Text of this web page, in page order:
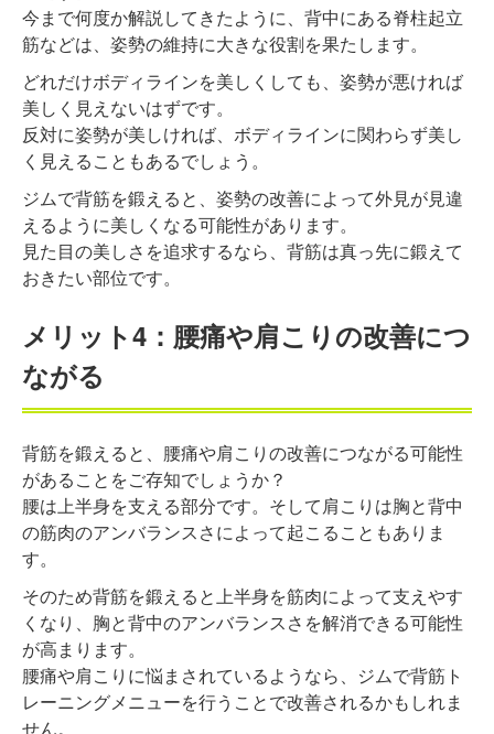
今まで何度か解説してきたように、背中にある脊柱起立
筋などは、姿勢の維持に大きな役割を果たします。
どれだけボディラインを美しくしても、姿勢が悪ければ
美しく見えないはずです。
反対に姿勢が美しければ、ボディラインに関わらず美し
く見えることもあるでしょう。
ジムで背筋を鍛えると、姿勢の改善によって外見が見違
えるように美しくなる可能性があります。
見た目の美しさを追求するなら、背筋は真っ先に鍛えて
おきたい部位です。
メリット4：腰痛や肩こりの改善につ
ながる
背筋を鍛えると、腰痛や肩こりの改善につながる可能性
があることをご存知でしょうか？
腰は上半身を支える部分です。そして肩こりは胸と背中
の筋肉のアンバランスさによって起こることもありま
す。
そのため背筋を鍛えると上半身を筋肉によって支えやす
くなり、胸と背中のアンバランスさを解消できる可能性
が高まります。
腰痛や肩こりに悩まされているようなら、ジムで背筋ト
レーニングメニューを行うことで改善されるかもしれま
せん。